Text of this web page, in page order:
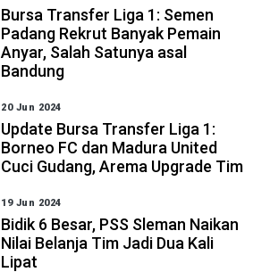
Bursa Transfer Liga 1: Semen
Padang Rekrut Banyak Pemain
Anyar, Salah Satunya asal
Bandung
20 Jun 2024
Update Bursa Transfer Liga 1:
Borneo FC dan Madura United
Cuci Gudang, Arema Upgrade Tim
19 Jun 2024
Bidik 6 Besar, PSS Sleman Naikan
Nilai Belanja Tim Jadi Dua Kali
Lipat